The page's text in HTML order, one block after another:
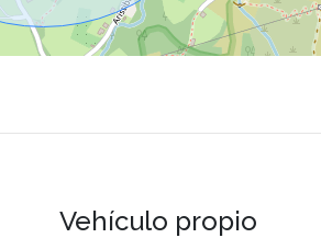
Vehículo propio